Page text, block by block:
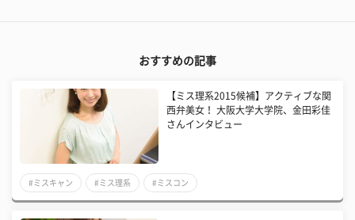
おすすめの記事
【ミス理系2015候補】アクティブな関
西弁美女！ 大阪大学大学院、金田彩佳
さんインタビュー
#ミスキャン #ミス理系 #ミスコン